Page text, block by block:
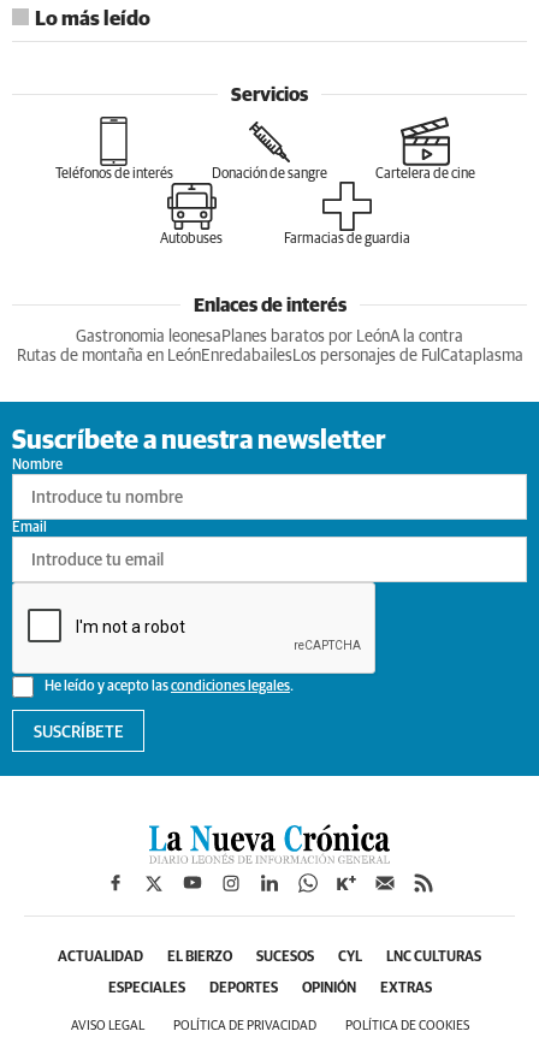
Lo más leído
Servicios
Teléfonos de interés Donación de sangre Cartelera de cine
Autobuses Farmacias de guardia
Enlaces de interés
Gastronomia leonesa Planes baratos por LeónA la contra
Rutas de montaña en LeónEnredabailesLos personajes de Ful Cataplasma
Suscríbete a nuestra newsletter
Nombre
He leído y acepto lascondiciones legales.
Email
SUSCRÍBETE
ACTUALIDAD EL BIERZO SUCESOS CYL LNC CULTURAS
ESPECIALES DEPORTES OPINIÓN EXTRAS
AVISO LEGAL POLÍTICA DE PRIVACIDAD POLÍTICA DE COOKIES